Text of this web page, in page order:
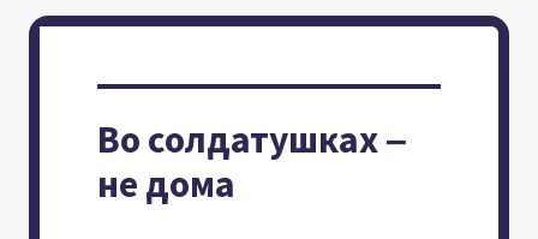
Во солдатушках –
не дома